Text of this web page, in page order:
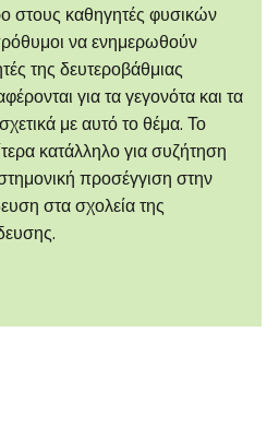
στους καθηγητές φυσικών
να ενημερωθούν
της δευτεροβάθμιας
για τα γεγονότα και τα
με αυτό το θέμα. Το
κατάλληλο για συζήτηση
προσέγγιση στην
στα σχολεία της